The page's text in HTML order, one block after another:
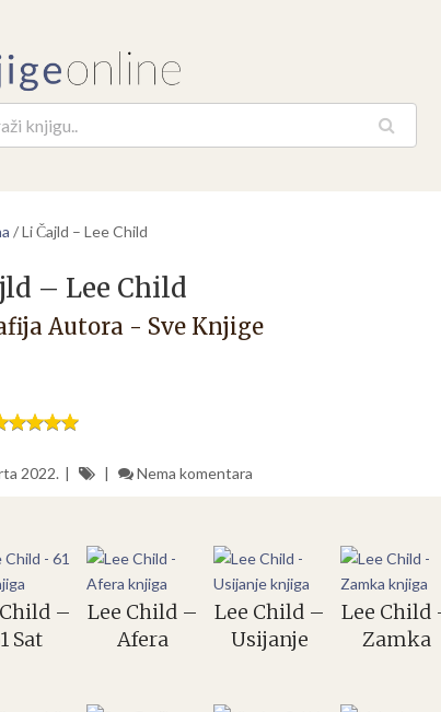
/Li Čajld – Lee Child
– Lee Child
Autora - Sve Knjige
2022. Nema komentara
–
Sat
Lee Child –
Afera
Lee Child –
Usijanje
Lee Child
Zamka